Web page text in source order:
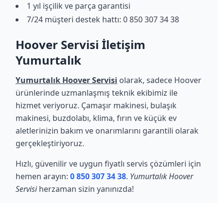
1 yıl işçilik ve parça garantisi
7/24 müşteri destek hattı: 0 850 307 34 38
Hoover Servisi İletişim
Yumurtalık
Yumurtalık Hoover Servisi olarak, sadece Hoover
ürünlerinde uzmanlaşmış teknik ekibimiz ile
hizmet veriyoruz. Çamaşır makinesi, bulaşık
makinesi, buzdolabı, klima, fırın ve küçük ev
aletlerinizin bakım ve onarımlarını garantili olarak
gerçekleştiriyoruz.
Hızlı, güvenilir ve uygun fiyatlı servis çözümleri için
hemen arayın: 0 850 307 34 38. Yumurtalık Hoover
Servisiherzaman sizin yanınızda!